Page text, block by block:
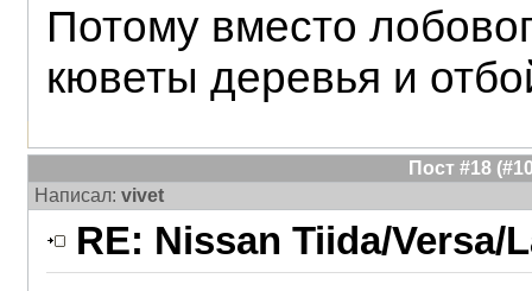
Потому вместо
кюветы деревья и
Пост #18
Написал: vivet
RE: Nissan Tiida/Versa/